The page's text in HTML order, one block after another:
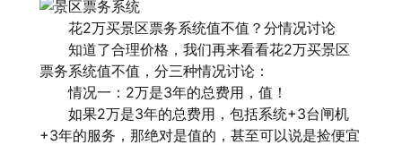
花2万买景区票务系统值不值？分情况讨论
知道了合理价格，我们再来看看花2万买景区
票务系统值不值，分三种情况讨论：
情况一：2万是3年的总费用，值！
如果2万是3年的总费用，包括系统+3台闸机
+3年的服务，那绝对是值的，甚至可以说是捡便宜